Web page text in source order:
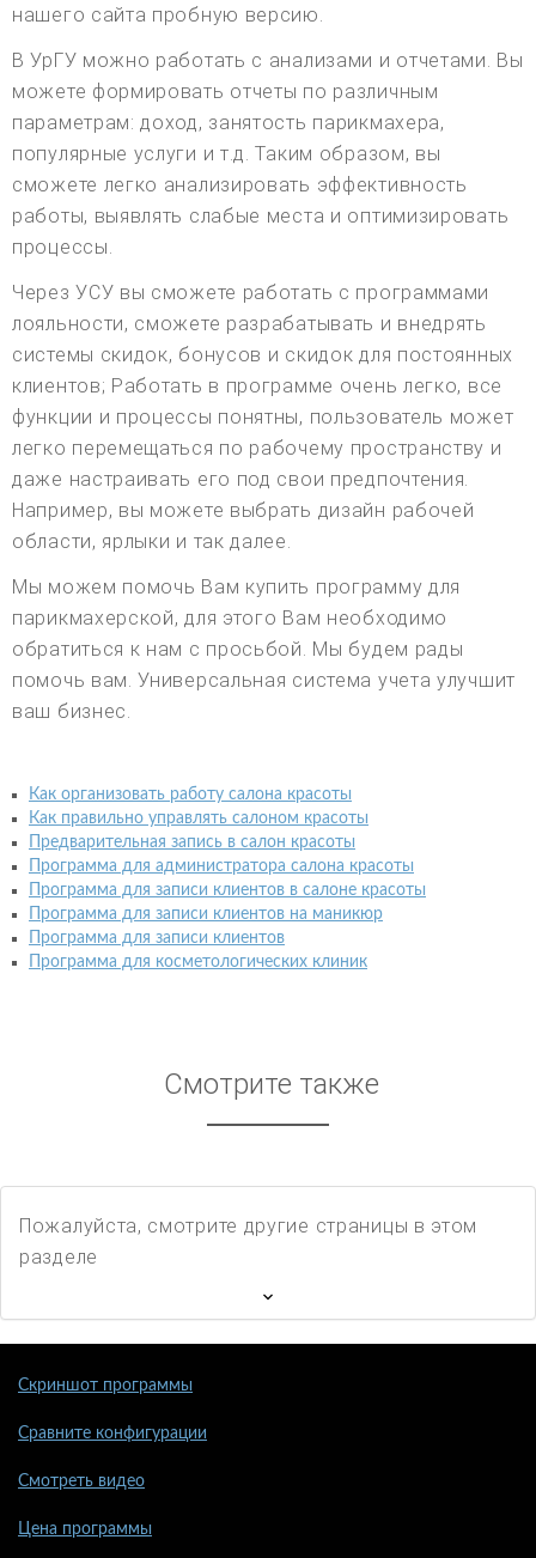
нашего сайта пробную версию.
В УрГУ можно работать с анализами и отчетами. Вы
можете формировать отчеты по различным
параметрам: доход, занятость парикмахера,
популярные услуги и т.д. Таким образом, вы
сможете легко анализировать эффективность
работы, выявлять слабые места и оптимизировать
процессы.
Через УСУ вы сможете работать с программами
лояльности, сможете разрабатывать и внедрять
системы скидок, бонусов и скидок для постоянных
клиентов; Работать в программе очень легко, все
функции и процессы понятны, пользователь может
легко перемещаться по рабочему пространству и
даже настраивать его под свои предпочтения.
Например, вы можете выбрать дизайн рабочей
области, ярлыки и так далее.
Мы можем помочь Вам купить программу для
парикмахерской, для этого Вам необходимо
обратиться к нам с просьбой. Мы будем рады
помочь вам. Универсальная система учета улучшит
ваш бизнес.
Как организовать работу салона красоты
Как правильно управлять салоном красоты
Предварительная запись в салон красоты
Программа для администратора салона красоты
Программа для записи клиентов в салоне красоты
Программа для записи клиентов на маникюр
Программа для записи клиентов
Программа для косметологических клиник
Смотрите также
Пожалуйста, смотрите другие страницы в этом
разделе
Скриншот программы
Сравните конфигурации
Смотреть видео
Цена программы